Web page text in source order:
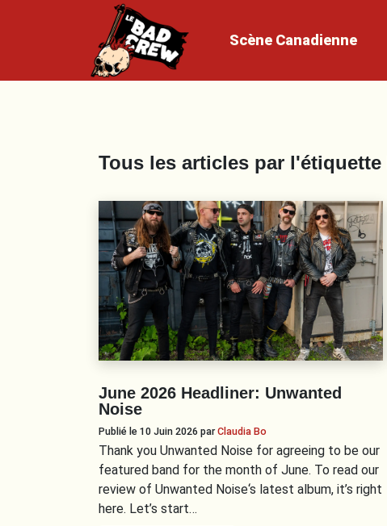
Scène Canadienne
Tous les articles par l'étiquette
June 2026 Headliner: Unwanted
Noise
Publié le 10 Juin 2026 parClaudia Bo
Thank you Unwanted Noise for agreeing to be our
featured band for the month of June. To read our
review of Unwanted Noise‘s latest album, it’s right
here. Let’s start…